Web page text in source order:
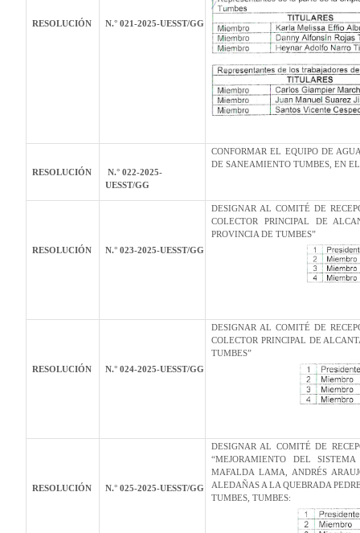
RESOLUCIÓN N.° 021-2025-UESST/GG
RESOLUCIÓN
N.° 022-2025-
UESST/GG
CONFORMAR EL EQUIPO DE
DE SANEAMIENTO TUMBES, EN
RESOLUCIÓN N.° 023-2025-UESST/GG
DESIGNAR AL COMITÉ DE
COLECTOR PRINCIPAL DE
PROVINCIA DE TUMBES”
RESOLUCIÓN N.° 024-2025-UESST/GG
DESIGNAR AL COMITÉ DE
COLECTOR PRINCIPAL DE
TUMBES”
RESOLUCIÓN N.° 025-2025-UESST/GG
DESIGNAR AL COMITÉ DE
“MEJORAMIENTO DEL
MAFALDA LAMA, ANDRÉS
ALEDAÑAS A LA QUEBRADA
TUMBES, TUMBES: